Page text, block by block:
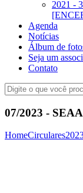
2021 -
Agenda
Notícias
Álbum de
Seja um
Contato
07/2023 -
HomeCirculares